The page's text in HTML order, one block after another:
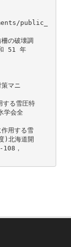
public_
の破壊調
51 年
マニ
る雪圧特
学会全
用する雪
)北海道開
，